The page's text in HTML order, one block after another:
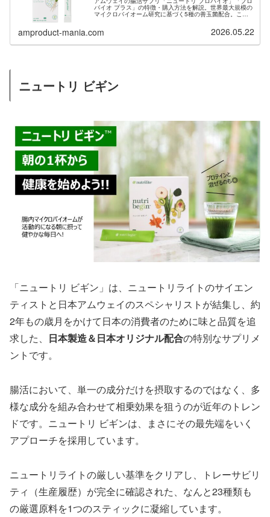
バイオ プラス」の特徴・購入方法を解説。世界最大規模の
マイクロバイオーム研究に基づく5種の善玉菌配合。この
amproduct-mania.com 2026.05.22
ニュートリ ビギン
「ニュートリ ビギン」は、ニュートリライトのサイエン
ティストと日本アムウェイのスペシャリストが結集し、約
2年もの歳月をかけて日本の消費者のために味と品質を追
求した、 日本製造＆日本オリジナル配合の特別なサプリメ
ントです。
腸活において、単一の成分だけを摂取するのではなく、多
様な成分を組み合わせて相乗効果を狙うのが近年のトレン
ドです。ニュートリ ビギンは、まさにその最先端をいく
アプローチを採用しています。
ニュートリライトの厳しい基準をクリアし、トレーサビリ
ティ（生産履歴）が完全に確認された、なんと23種類も
の厳選原料を1つのスティックに凝縮しています。